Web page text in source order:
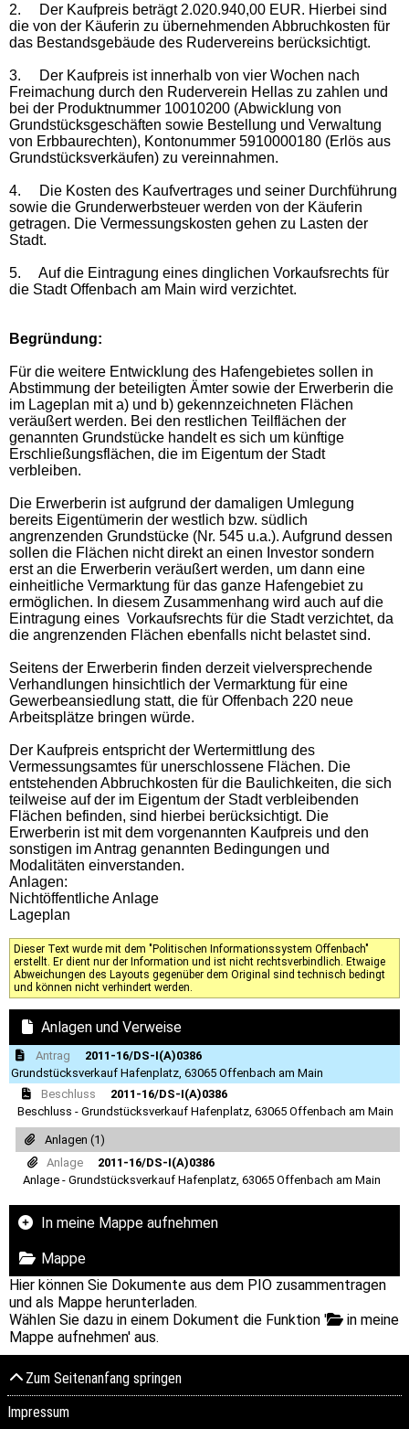
2.
Der Kaufpreis beträgt 2.020.940,00 EUR. Hierbei sind
die von der Käuferin zu übernehmenden Abbruchkosten für
das Bestandsgebäude des Rudervereins berücksichtigt.
3.
Der Kaufpreis ist innerhalb von vier Wochen nach
Freimachung durch den Ruderverein Hellas zu zahlen und
bei der Produktnummer 10010200 (Abwicklung von
Grundstücksgeschäften sowie Bestellung und Verwaltung
von Erbbaurechten), Kontonummer 5910000180 (Erlös aus
Grundstücksverkäufen) zu vereinnahmen.
4.
Die Kosten des Kaufvertrages und seiner Durchführung
sowie die Grunderwerb­steuer werden von der Käuferin
getragen. Die Vermessungskosten gehen zu Lasten der
Stadt.
5.
Auf die Eintragung eines dinglichen Vorkaufsrechts für
die Stadt Offenbach am Main wird verzichtet.
Begründung:
Für die weitere Entwicklung des Hafengebietes sollen in
Abstimmung der beteiligten Ämter sowie der Erwerberin die
im Lageplan mit a) und b) gekennzeichneten Flächen
veräußert werden. Bei den restlichen Teilflächen der
genannten Grundstücke handelt es sich um künftige
Erschließungsflächen, die im Eigentum der Stadt
verbleiben.
Die Erwerberin ist aufgrund der damaligen Umlegung
bereits Eigentümerin der westlich bzw. südlich
angrenzenden Grundstücke (Nr. 545 u.a.). Aufgrund dessen
sollen die Flächen nicht direkt an einen Investor sondern
erst an die Erwerberin veräußert werden, um dann eine
einheitliche Vermarktung für das ganze Hafengebiet zu
ermöglichen. In diesem Zusammenhang wird auch auf die
Eintragung eines Vorkaufsrechts für die Stadt verzichtet, da
die angrenzenden Flächen ebenfalls nicht belastet sind.
Seitens der Erwerberin finden derzeit vielversprechende
Verhandlungen hinsichtlich der Vermarktung für eine
Gewerbeansiedlung statt, die für Offenbach 220 neue
Arbeits­plätze bringen würde.
Der Kaufpreis entspricht der Wertermittlung des
Vermessungsamtes für unerschlossene Flächen. Die
entstehenden Abbruchkosten für die Baulichkeiten, die sich
teilweise auf der im Eigentum der Stadt verbleibenden
Flächen befinden, sind hierbei berücksichtigt. Die
Erwerberin ist mit dem vorgenannten Kaufpreis und den
sonstigen im Antrag genannten Bedingungen und
Modalitäten einverstanden.
Anlagen:
Nichtöffentliche Anlage
Lageplan
Dieser Text wurde mit dem "Politischen Informationssystem Offenbach"
erstellt. Er dient nur der Information und ist nicht rechtsverbindlich. Etwaige
Abweichungen des Layouts gegenüber dem Original sind technisch bedingt
und können nicht verhindert werden.
Anlagen und Verweise
Antrag
2011-16/DS-I(A)0386
Grundstücksverkauf Hafenplatz, 63065 Offenbach am Main
Beschluss
2011-16/DS-I(A)0386
Beschluss - Grundstücksverkauf Hafenplatz, 63065 Offenbach am Main
Anlagen (1)
Anlage
2011-16/DS-I(A)0386
Anlage - Grundstücksverkauf Hafenplatz, 63065 Offenbach am Main
In meine Mappe aufnehmen
Mappe
Hier können Sie Dokumente aus dem PIO zusammentragen
und als Mappe herunterladen.
Wählen Sie dazu in einem Dokument die Funktion '
in meine
Mappe aufnehmen' aus.
Zum Seitenanfang springen
Impressum